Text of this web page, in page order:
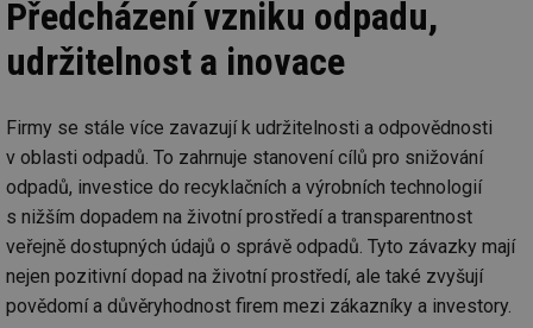
Předcházení vzniku odpadu,
udržitelnost a inovace
Firmy se stále více zavazují k udržitelnosti a odpovědnosti
v oblasti odpadů. To zahrnuje stanovení cílů pro snižování
odpadů, investice do recyklačních a výrobních technologií
s nižším dopadem na životní prostředí a transparentnost
veřejně dostupných údajů o správě odpadů. Tyto závazky mají
nejen pozitivní dopad na životní prostředí, ale také zvyšují
povědomí a důvěryhodnost firem mezi zákazníky a investory.